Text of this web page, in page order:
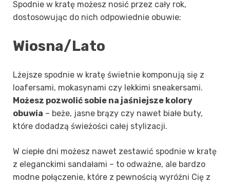
Spodnie w kratę możesz nosić przez cały rok,
dostosowując do nich odpowiednie obuwie:
Wiosna/Lato
Lżejsze spodnie w kratę świetnie komponują się z
loafersami, mokasynami czy lekkimi sneakersami.
Możesz pozwolić sobie na jaśniejsze kolory
obuwia – beże, jasne brązy czy nawet białe buty,
które dodadzą świeżości całej stylizacji.
W ciepłe dni możesz nawet zestawić spodnie w kratę
z eleganckimi sandałami – to odważne, ale bardzo
modne połączenie, które z pewnością wyróżni Cię z